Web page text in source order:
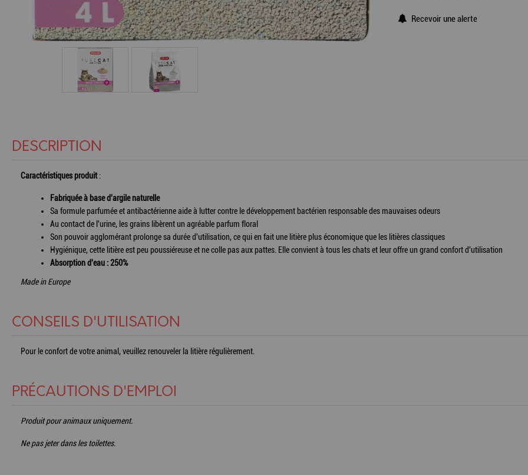
Recevoir une alerte
DESCRIPTION
Caractéristiques produit:
Fabriquée à base d'argile naturelle
Sa formule parfumée et antibactérienne aide à lutter contre le développement bactérien responsable des mauvaises odeurs
Au contact de l'urine, les grains libèrent un agréable parfum floral
Son pouvoir agglomérant prolonge sa durée d'utilisation, ce qui en fait une litière plus économique que les litières classiques
Hygiénique, cette litière est peu poussiéreuse et ne colle pas aux pattes. Elle convient à tous les chats et leur offre un grand confort d'utilisation
Absorption d'eau : 250%
Made in Europe
CONSEILS D'UTILISATION
Pour le confort de votre animal, veuillez renouveler la litière régulièrement.
PRÉCAUTIONS D'EMPLOI
Produit pour animaux uniquement.
Ne pas jeter dans les toilettes.